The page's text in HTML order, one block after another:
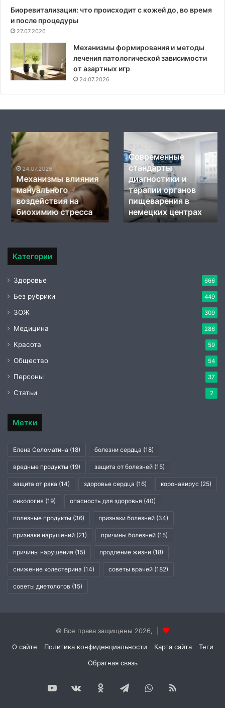
Биоревитализация: что происходит с кожей до, во время
и после процедуры
27.07.2026
Механизмы формирования и методы
лечения патологической зависимости
от азартных игр
24.07.2026
Механизмы
влияния
мануального
воздействия
биохимию
стресса
24.07.2026
Механизмы влияния
мануального
воздействия на
биохимию стресса
Современные
диагностики
терапии
органов
пищеварения
немецких
Современные
стандарты
диагностики и
терапии органов
пищеварения в
немецких центрах
Категории
Здоровье 666
Без рубрики 449
ЗОЖ 309
Медицина 286
Красота 59
Общество 54
Персоны 37
Статьи 2
Метки
Елена Соломатина (18) болезни сердца (18)
вредные продукты (19) защита от болезней (15)
защита от рака (14) здоровье сердца (16) коронавирус (25)
онкология (19) опасность для здоровья (40)
полезные продукты (36) признаки болезней (34)
признаки нарушений (21) причины болезней (15)
причины нарушения (15) продление жизни (18)
снижение холестерина (14) советы врачей (182)
советы диетологов (15)
© Все права защищены 2026, |
О сайте
Политика конфиденциальности Карта сайта
Теги
Обратная связь
YouTubevk.comОдноклассники
TelegramWhatsApp
RSS